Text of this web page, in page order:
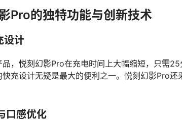
Pro的独特功能与创新技术
设计
，悦刻幻影Pro在充电时间上大幅缩短，只需
快充设计无疑是最大的便利之一。悦刻幻影Pro
口感优化